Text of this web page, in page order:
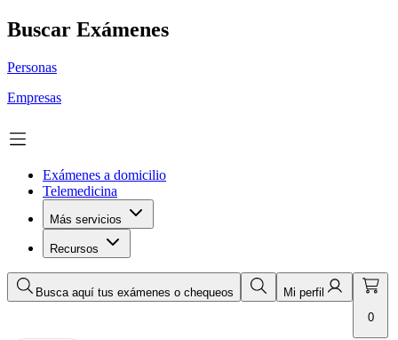
Buscar Exámenes
Personas
Empresas
Exámenes a domicilio
Telemedicina
Más servicios
Recursos
Busca aquí tus exámenes o chequeos
Mi perfil
0